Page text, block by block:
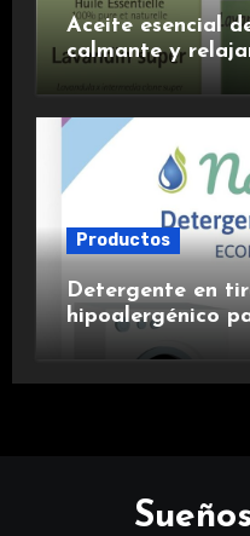
Aceite esencial
calmante y
Productos
Detergente en
hipoalergénico
suavizante